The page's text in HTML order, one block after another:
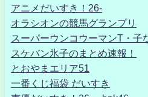
アニメだいすき！26-
オラシオンの競馬グランプリ
スーパーウンコウーマンT・子
スケバン氷子のまとめ速報！
とおやまエリア51
一番くじ福袋 だいすき